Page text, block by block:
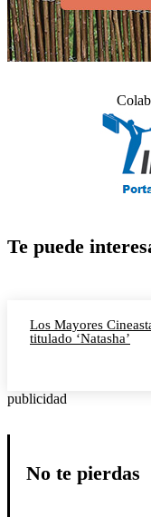
Te puede
Los Mayores
titulado ‘Natasha’
publicidad
No te pierdas